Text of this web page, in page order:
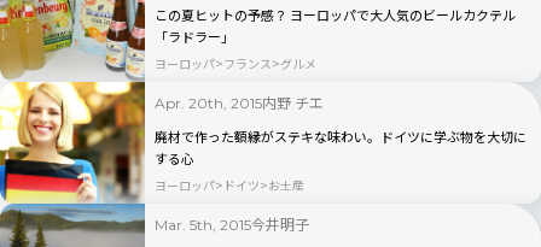
この夏ヒットの予感？ ヨーロッパで大人気のビールカクテル
「ラドラー」
ヨーロッパ フランス グルメ
Apr. 20th, 2015内野 チエ
廃材で作った額縁がステキな味わい。ドイツに学ぶ物を大切に
する心
ヨーロッパ ドイツ お土産
Mar. 5th, 2015今井明子